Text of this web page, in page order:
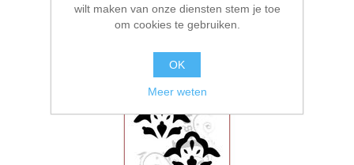
wilt maken van onze diensten stem je toe
om cookies te gebruiken.
OK
Meer weten